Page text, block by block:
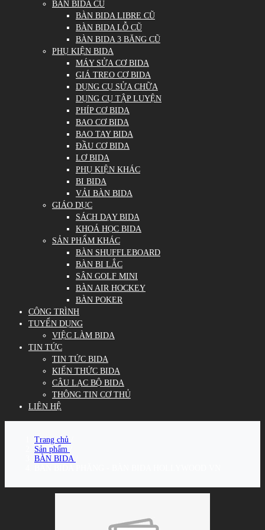
BÀN BIDA CŨ
BÀN BIDA LIBRE CŨ
BÀN BIDA LỖ CŨ
BÀN BIDA 3 BĂNG CŨ
PHỤ KIỆN BIDA
MÁY SỬA CƠ BIDA
GIÁ TREO CƠ BIDA
DỤNG CỤ SỬA CHỮA
DỤNG CỤ TẬP LUYỆN
PHÍP CƠ BIDA
BAO CƠ BIDA
BAO TAY BIDA
ĐẦU CƠ BIDA
LƠ BIDA
PHỤ KIỆN KHÁC
BI BIDA
VẢI BÀN BIDA
GIÁO DỤC
SÁCH DẠY BIDA
KHOÁ HỌC BIDA
SẢN PHẨM KHÁC
BÀN SHUFFLEBOARD
BÀN BI LẮC
SÂN GOLF MINI
BÀN AIR HOCKEY
BÀN POKER
CÔNG TRÌNH
TUYỂN DỤNG
VIỆC LÀM BIDA
TIN TỨC
TIN TỨC BIDA
KIẾN THỨC BIDA
CÂU LẠC BỘ BIDA
THÔNG TIN CƠ THỦ
LIÊN HỆ
Trang chủ
Sản phẩm
BÀN BIDA